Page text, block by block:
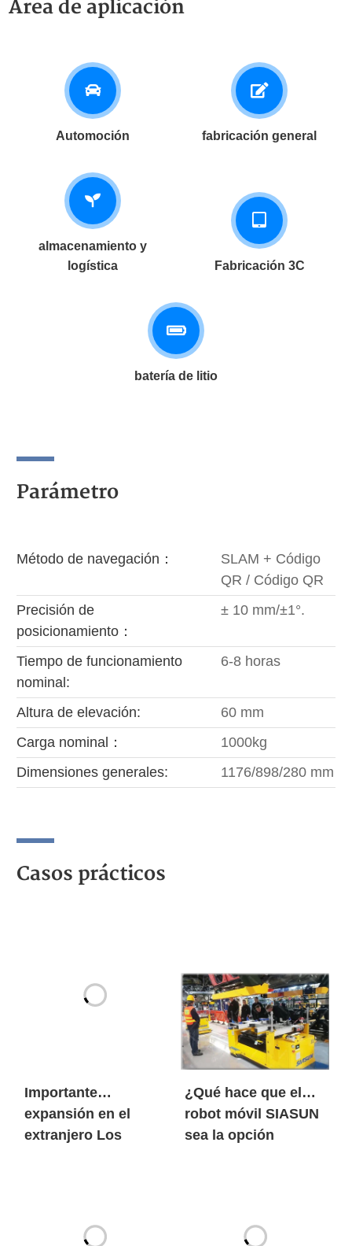
Área de aplicación
Automoción fabricación general
almacenamiento y
logística
Fabricación 3C
batería de litio
Parámetro
Método de navegación：
SLAM + Código
QR / Código QR
Precisión de
posicionamiento：
± 10 mm/±1°.
Tiempo de funcionamiento
nominal:
6-8 horas
Altura de elevación:
60 mm
Carga nominal：
1000kg
Dimensiones generales:
1176/898/280 mm
Casos prácticos
Importante
expansión en el
extranjero Los
europeo de las
¿Qué hace que el
robot móvil SIASUN
sea la opción
como de las marcas